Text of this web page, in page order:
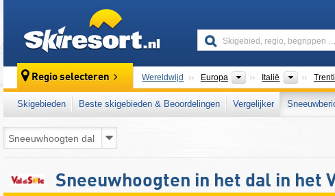
Regio selecteren Wereldwijd Europa Continenten
Italië Landen
Skigebieden Beste skigebieden & Beoordelingen Vergelijker
Sneeuwhoogten in het dal in het